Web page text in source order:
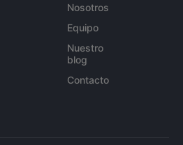
Nosotros
Equipo
Nuestro
blog
Contacto